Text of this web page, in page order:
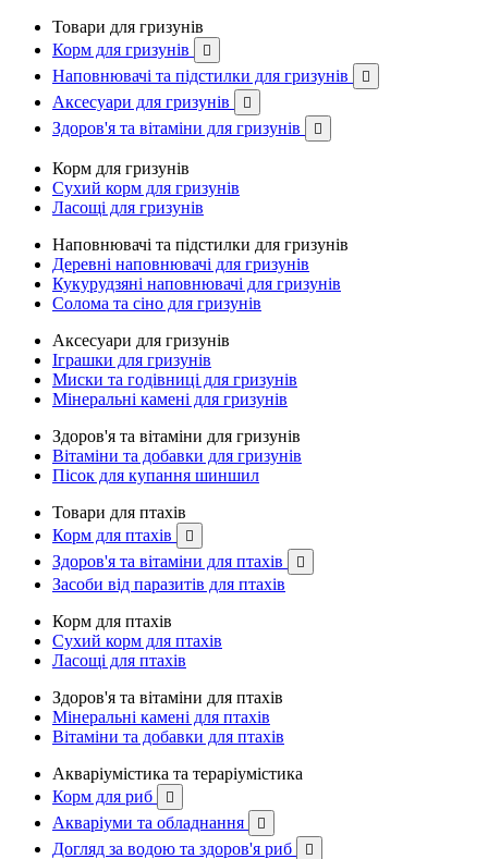
Товари для гризунів
Корм для гризунів

Наповнювачі та підстилки для гризунів 
Аксесуари для гризунів 
Здоров'я та вітаміни для гризунів 
Корм для гризунів
Сухий корм для гризунів
Ласощі для гризунів
Наповнювачі та підстилки для гризунів
Деревні наповнювачі для гризунів
Кукурудзяні наповнювачі для гризунів
Солома та сіно для гризунів
Аксесуари для гризунів
Іграшки для гризунів
Миски та годівниці для гризунів
Мінеральні камені для гризунів
Здоров'я та вітаміни для гризунів
Вітаміни та добавки для гризунів
Пісок для купання шиншил
Товари для птахів
Корм для птахів

Здоров'я та вітаміни для птахів 
Засоби від паразитів для птахів
Корм для птахів
Сухий корм для птахів
Ласощі для птахів
Здоров'я та вітаміни для птахів
Мінеральні камені для птахів
Вітаміни та добавки для птахів
Акваріумістика та тераріумістика
Корм для риб

Акваріуми та обладнання 
Догляд за водою та здоров'я риб 